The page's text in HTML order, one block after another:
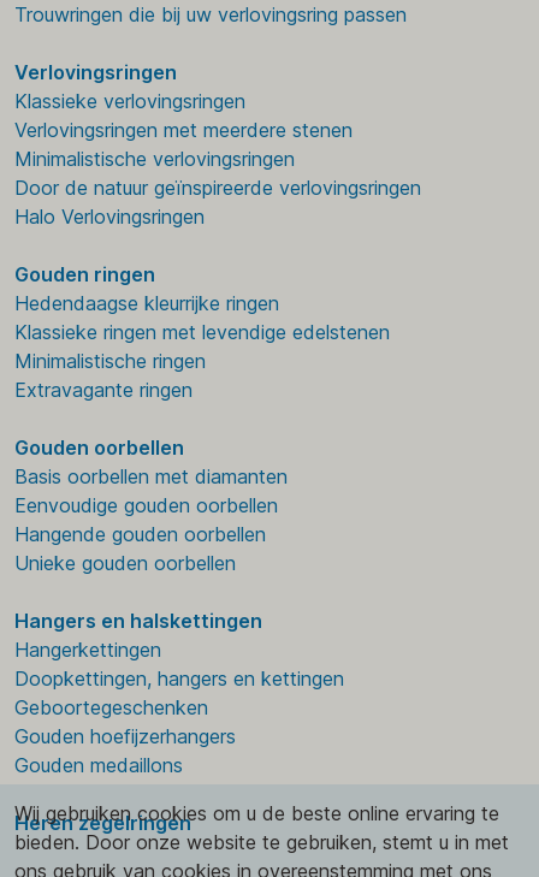
Trouwringen die bij uw verlovingsring passen
Verlovingsringen
Klassieke verlovingsringen
Verlovingsringen met meerdere stenen
Minimalistische verlovingsringen
Door de natuur geïnspireerde verlovingsringen
Halo Verlovingsringen
Gouden ringen
Hedendaagse kleurrijke ringen
Klassieke ringen met levendige edelstenen
Minimalistische ringen
Extravagante ringen
Gouden oorbellen
Basis oorbellen met diamanten
Eenvoudige gouden oorbellen
Hangende gouden oorbellen
Unieke gouden oorbellen
Hangers en halskettingen
Hangerkettingen
Doopkettingen, hangers en kettingen
Geboortegeschenken
Gouden hoefijzerhangers
Gouden medaillons
Heren zegelringen
Wij gebruiken cookies om u de beste online ervaring te
bieden. Door onze website te gebruiken, stemt u in met
ons gebruik van cookies in overeenstemming met ons